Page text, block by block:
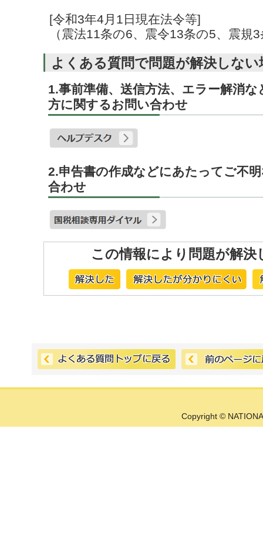
[令和3年4月1日現在法令等]
（震法11条の6、震令13条の5、震規
よくある質問で問題が解決しな
1.事前準備、送信方法、エラー解消
方に関するお問い合わせ
2.申告書の作成などにあたってご不
合わせ
この情報により問題が解決
Copyright ©